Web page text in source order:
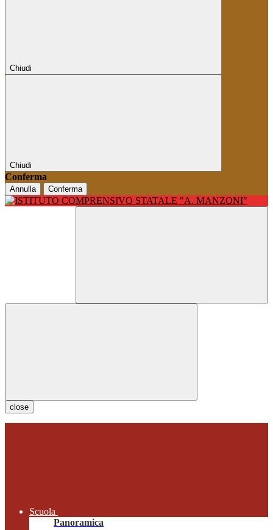
Chiudi
Chiudi
Conferma
Annulla Conferma
close
Scuola
Panoramica